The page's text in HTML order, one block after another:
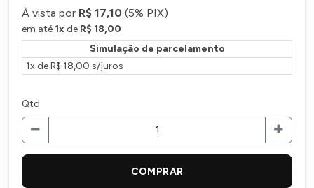
À vista por R$ 17,10 (5% PIX)
em até 1x de R$ 18,00
Simulação de parcelamento
1x de R$ 18,00 s/juros
Qtd
COMPRAR